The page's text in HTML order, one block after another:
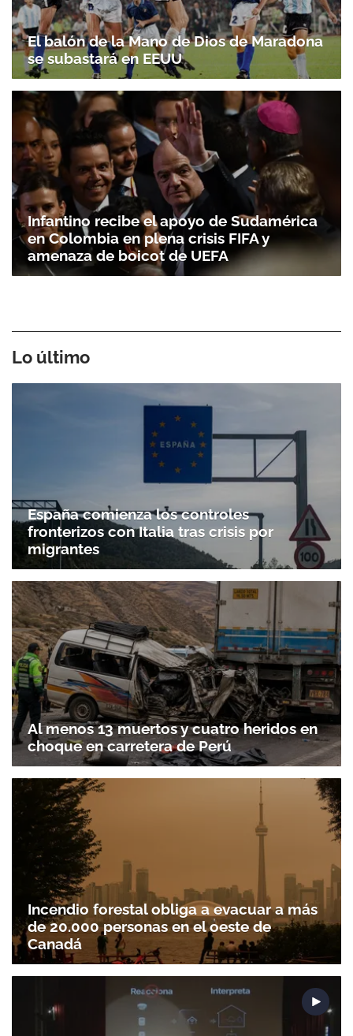
El balón de la Mano de Dios de Maradona
se subastará en EEUU
Infantino recibe el apoyo de Sudamérica
en Colombia en plena crisis FIFA y
amenaza de boicot de UEFA
Lo último
España comienza los controles
fronterizos con Italia tras crisis por
migrantes
Al menos 13 muertos y cuatro heridos en
choque en carretera de Perú
Incendio forestal obliga a evacuar a más
de 20.000 personas en el oeste de
Canadá